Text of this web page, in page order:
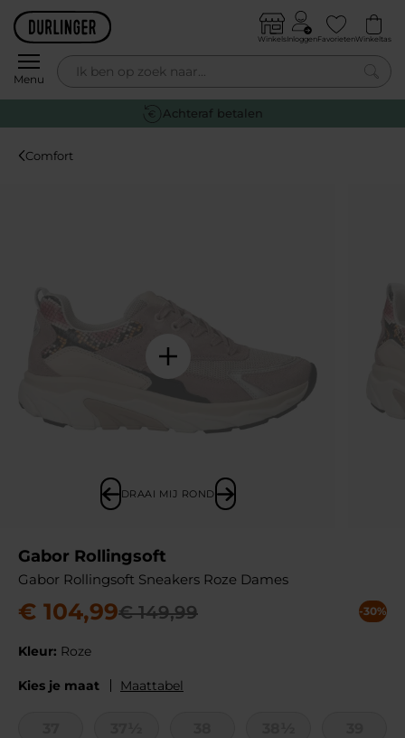
Skip to content
Menu
WinkelsInloggenFavorietenWinkeltas
0
Achteraf betalen
Comfort
DRAAI MIJ ROND
Gabor Rollingsoft
Gabor Rollingsoft Sneakers Roze Dames
€ 104,99€ 149,99 -30%
Kleur: Roze
Kies je maat Maattabel